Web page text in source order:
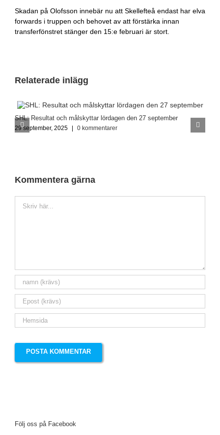
Skadan på Olofsson innebär nu att Skellefteå endast har elva
forwards i truppen och behovet av att förstärka innan
transferfönstret stänger den 15:e februari är stort.
Relaterade inlägg
SHL: Resultat och målskyttar lördagen den 27 september
29 september, 2025 | 0 kommentarer
Kommentera gärna
Följ oss på Facebook